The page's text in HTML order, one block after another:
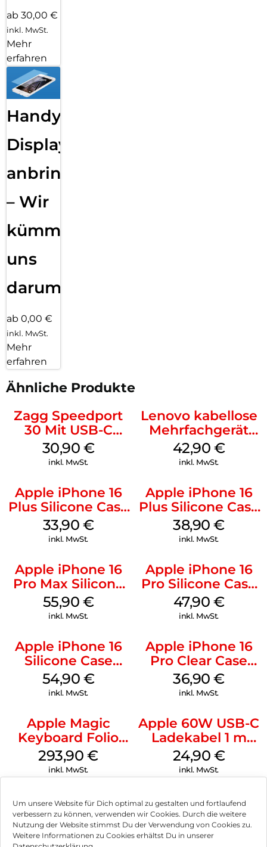
Um unsere Website für Dich optimal zu gestalten und fortlaufend
verbessern zu können, verwenden wir Cookies. Durch die weitere
Nutzung der Website stimmst Du der Verwendung von Cookies zu.
Weitere Informationen zu Cookies erhältst Du in unserer
ab 30,00 €
inkl. MwSt.
Mehr
erfahren
Handy
Displayfolie
anbringen
– Wir
kümmern
uns
darum!
ab 0,00 €
inkl. MwSt.
Mehr
erfahren
Ähnliche Produkte
Zagg Speedport
30 Mit USB-C
Kabel Weiß
30,90 €
inkl. MwSt.
Lenovo kabellose
Mehrfachgerät
Luna Grey
42,90 €
inkl. MwSt.
Apple iPhone 16
Plus Silicone Case
MagSafe Lake
Green
33,90 €
inkl. MwSt.
Apple iPhone 16
Plus Silicone Case
MagSafe Denim
38,90€
inkl. MwSt.
Apple iPhone 16
Pro Max Silicone
Case MagSafe
Stone Gray
55,90 €
inkl. MwSt.
Apple iPhone 16
Pro Silicone Case
MagSafe Denim
47,90 €
inkl. MwSt.
Apple iPhone 16
Silicone Case
MagSafe Black
54,90 €
inkl. MwSt.
Apple iPhone 16
Pro Clear Case
MagSafe
Transparent
36,90€
inkl. MwSt.
Apple Magic
Keyboard Folio
iPad 10.9″ (10.Gen.)
Weiß
293,90€
inkl. MwSt.
Apple 60W USB-C
Ladekabel 1 m
Weiß
24,90 €
inkl. MwSt.
Impressum